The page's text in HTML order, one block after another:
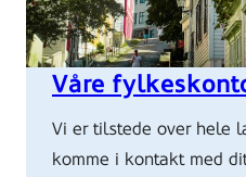
Våre
Vi er tilstede over hele
komme i kontakt med